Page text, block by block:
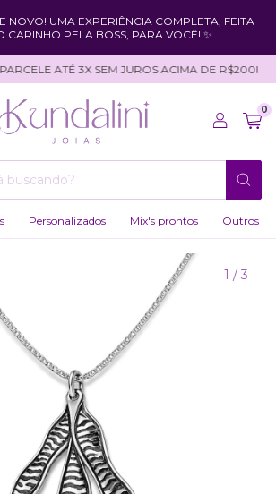
NOVO! UMA EXPERIÊNCIA COMPLETA, FEITA
CARINHO PELA BOSS, PARA VOCÊ! ✨
ATÉ 3X SEM JUROS ACIMA DE R$200!
0
Personalizados Mix's prontos Outros
1 / 3